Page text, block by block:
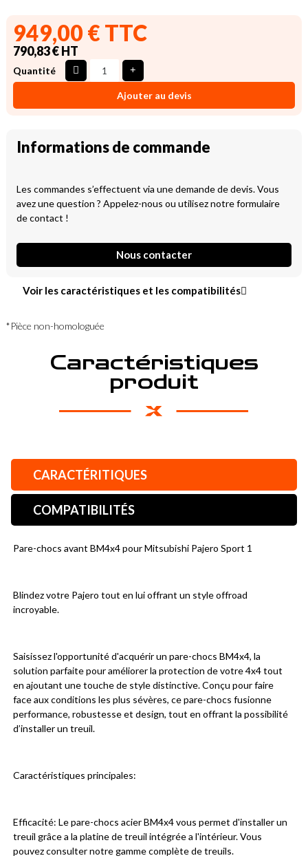
949,00 € TTC
790,83 € HT
Quantité
Ajouter au devis
Informations de commande
Les commandes s’effectuent via une demande de devis. Vous
avez une question ? Appelez-nous ou utilisez notre formulaire
de contact !
Nous contacter
Voir les caractéristiques et les compatibilités
*Pièce non-homologuée
Caractéristiques
produit
CARACTÉRITIQUES
COMPATIBILITÉS
Pare-chocs avant BM4x4 pour Mitsubishi Pajero Sport 1
Blindez votre Pajero tout en lui offrant un style offroad
incroyable.
Saisissez l'opportunité d'acquérir un pare-chocs BM4x4, la
solution parfaite pour améliorer la protection de votre 4x4 tout
en ajoutant une touche de style distinctive. Conçu pour faire
face aux conditions les plus sévères, ce pare-chocs fusionne
performance, robustesse et design, tout en offrant la possibilité
d’installer un treuil.
Caractéristiques principales:
Efficacité: Le pare-chocs acier BM4x4 vous permet d'installer un
treuil grâce a la platine de treuil intégrée a l'intérieur. Vous
pouvez consulter notre gamme complète de treuils.